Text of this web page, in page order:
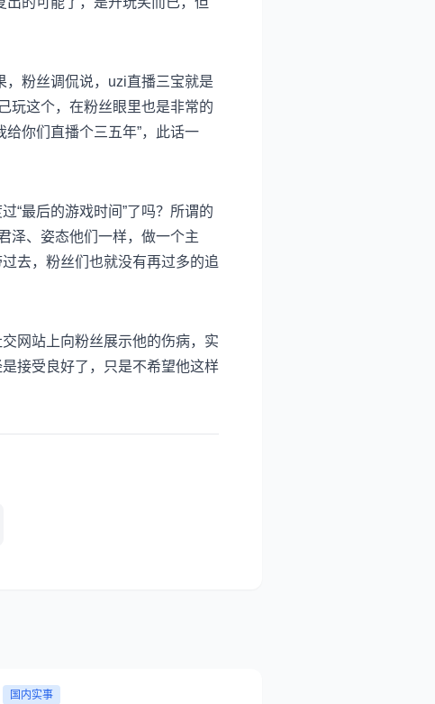
粉丝调侃说，uzi直播三宝就是
玩这个，在粉丝眼里也是非常的
你们直播个三五年”，此话一
“最后的游戏时间”了吗？所谓的
泽、姿态他们一样，做一个主
去，粉丝们也就没有再过多的追
网站上向粉丝展示他的伤病，实
接受良好了，只是不希望他这样
国内实事